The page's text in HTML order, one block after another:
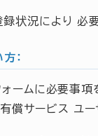
状況により 必要
方：
ォームに必要事
償サービス ユー